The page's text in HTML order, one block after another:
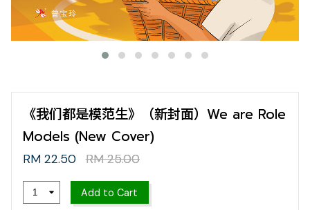
《我们都是模范生》（新封面）We are Role
Models (New Cover)
RM 22.50 RM 25.00
Add to Cart